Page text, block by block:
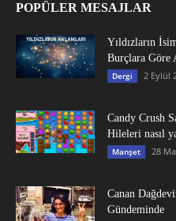
POPÜLER MESAJLAR
Yıldızların
Burçlara Göre
Dergi 2 Eylül
Candy Crush
Hileleri nasıl
Manşet 28
Canan
Gündeminde